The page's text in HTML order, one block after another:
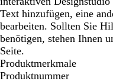
Text hinzufügen, eine
bearbeiten. Sollten Sie
benötigen, stehen Ihnen
Seite.
Produktmerkmale
Produktnummer